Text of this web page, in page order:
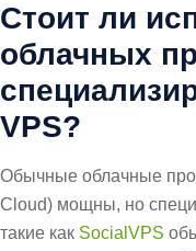
Стоит ли
облачных
VPS?
Обычные облачные
Cloud) мощны, но
такие как SocialVPS